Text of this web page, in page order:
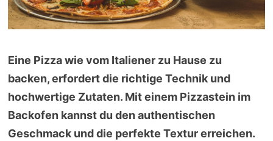
Eine Pizza wie vom Italiener zu Hause zu
backen, erfordert die richtige Technik und
hochwertige Zutaten. Mit einem Pizzastein im
Backofen kannst du den authentischen
Geschmack und die perfekte Textur erreichen.